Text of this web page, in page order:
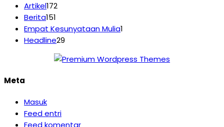
Artikel172
Berita151
Empat Kesunyataan Mulia1
Headline29
Meta
Masuk
Feed entri
Feed komentar